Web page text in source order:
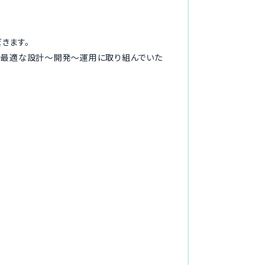
ます。
最適な設計〜開発〜運用に取り組んでいた